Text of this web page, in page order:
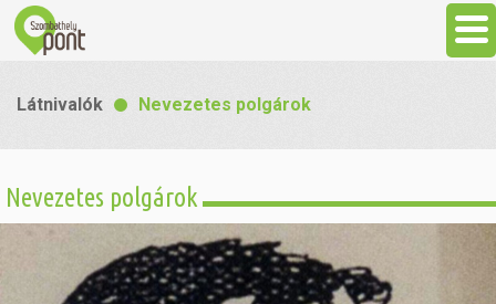
Látnivalók
Gasztronómia
Látnivalók Nevezetes polgárok
Nevezetes polgárok